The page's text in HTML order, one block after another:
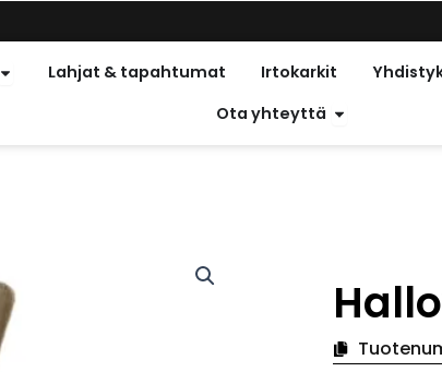
Avoimet vapaapäivät
Lahjat & tapahtumat Irtokarkit
Ota yhteyttä Avoin